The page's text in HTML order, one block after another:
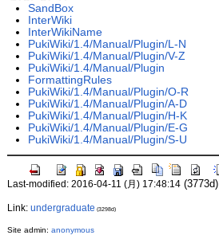
SandBox
InterWiki
InterWikiName
PukiWiki/1.4/Manual/Plugin/L-N
PukiWiki/1.4/Manual/Plugin/V-Z
PukiWiki/1.4/Manual/Plugin
FormattingRules
PukiWiki/1.4/Manual/Plugin/O-R
PukiWiki/1.4/Manual/Plugin/A-D
PukiWiki/1.4/Manual/Plugin/H-K
PukiWiki/1.4/Manual/Plugin/E-G
PukiWiki/1.4/Manual/Plugin/S-U
Last-modified: 2016-04-11 (月) 17:48:14(3773d)
Link: undergraduate (3298d)
Site admin: anonymous